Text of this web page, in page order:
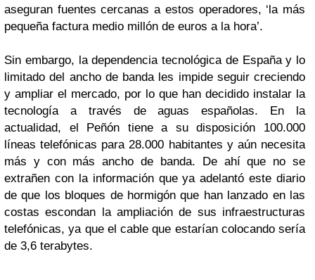
aseguran fuentes cercanas a estos operadores, ‘la más
pequeña factura medio millón de euros a la hora’.
Sin embargo, la dependencia tecnológica de España y lo
limitado del ancho de banda les impide seguir creciendo
y ampliar el mercado, por lo que han decidido instalar la
tecnología a través de aguas españolas. En la
actualidad, el Peñón tiene a su disposición 100.000
líneas telefónicas para 28.000 habitantes y aún necesita
más y con más ancho de banda. De ahí que no se
extrañen con la información que ya adelantó este diario
de que los bloques de hormigón que han lanzado en las
costas escondan la ampliación de sus infraestructuras
telefónicas, ya que el cable que estarían colocando sería
de 3,6 terabytes.